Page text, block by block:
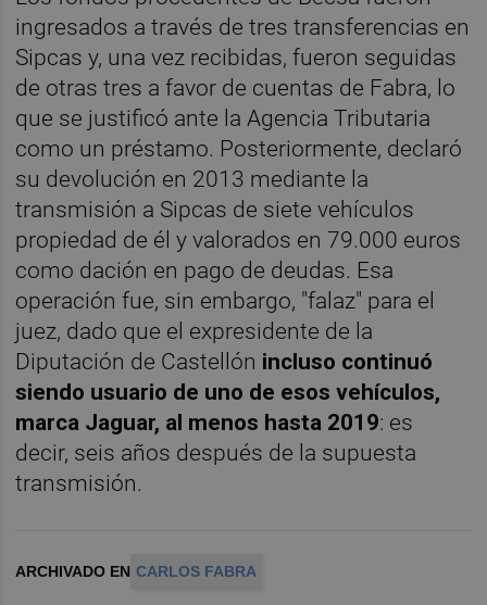
ingresados a través de tres transferencias en
Sipcas y, una vez recibidas, fueron seguidas
de otras tres a favor de cuentas de Fabra, lo
que se justificó ante la Agencia Tributaria
como un préstamo. Posteriormente, declaró
su devolución en 2013 mediante la
transmisión a Sipcas de siete vehículos
propiedad de él y valorados en 79.000 euros
como dación en pago de deudas. Esa
operación fue, sin embargo, "falaz" para el
juez, dado que el expresidente de la
Diputación de Castellón incluso continuó
siendo usuario de uno de esos vehículos,
marca Jaguar, al menos hasta 2019: es
decir, seis años después de la supuesta
transmisión.
ARCHIVADO EN CARLOS FABRA